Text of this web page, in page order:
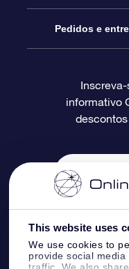
This website uses
We use cookies to
provide social
traffic. We also
Blog
Avaliações
Pacote de
O cartão de
Presentes
Star Register
Página estelar
Um Milhão de
OSR Starsaver
Aplicativo RV
Pedidos e
Informações
Política de
Constelações
informativo